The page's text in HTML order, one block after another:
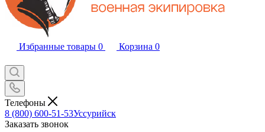
Избранные товары 0 Корзина 0
Телефоны
8 (800) 600-51-53Уссурийск
Заказать звонок